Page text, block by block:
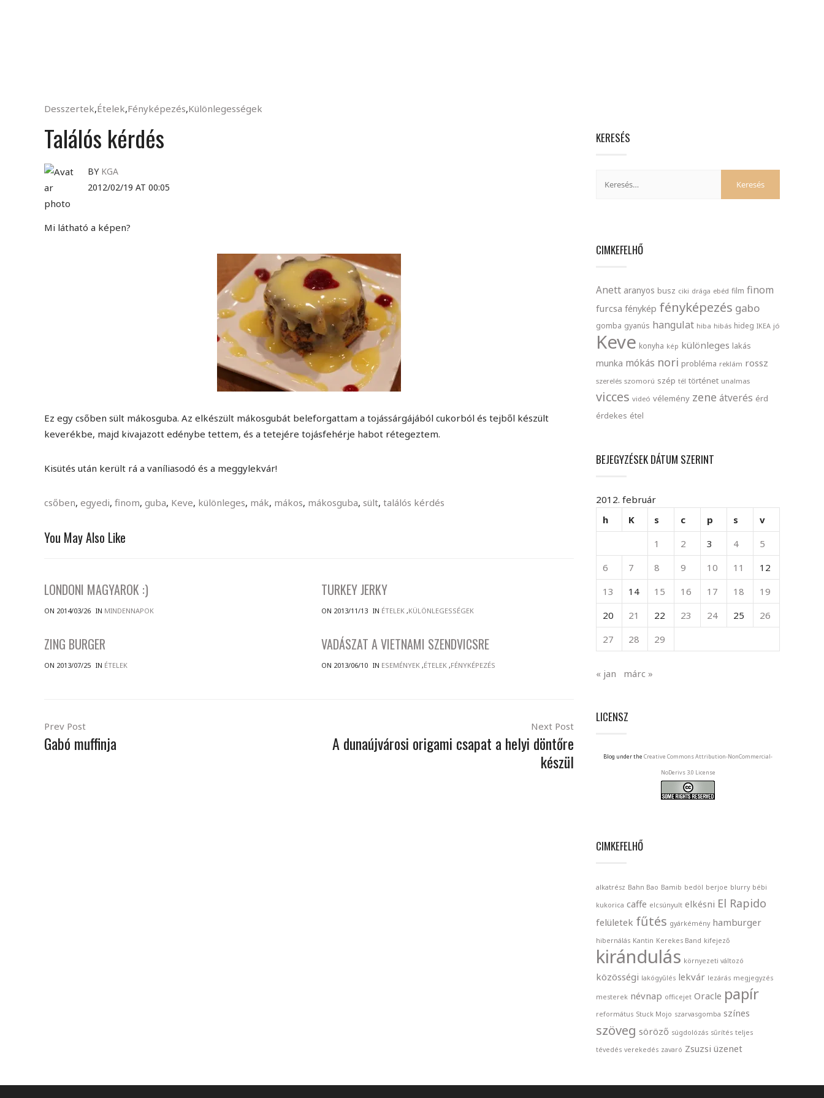
Desszertek,Ételek,Fényképezés,Különlegességek
Találós kérdés
BY KGA
2012/02/19 AT 00:05
Mi látható a képen?
Ez egy csőben sült mákosguba. Az elkészült mákosgubát beleforgattam a tojássárgájából cukorból és tejből készült
keverékbe, majd kivajazott edénybe tettem, és a tetejére tojásfehérje habot rétegeztem.
Kisütés után került rá a vaníliasodó és a meggylekvár!
csőben, egyedi, finom, guba, Keve, különleges, mák, mákos, mákosguba, sült, találós kérdés
You May Also Like
LONDONI MAGYAROK :)
ON 2014/03/26 IN MINDENNAPOK
TURKEY JERKY
ON 2013/11/13 IN ÉTELEK ,KÜLÖNLEGESSÉGEK
ZING BURGER
ON 2013/07/25 IN ÉTELEK
VADÁSZAT A VIETNAMI SZENDVICSRE
ON 2013/06/10 IN ESEMÉNYEK ,ÉTELEK ,FÉNYKÉPEZÉS
Prev Post
Gabó muffinja
Next Post
A dunaújvárosi origami csapat a helyi döntőre
készül
KERESÉS
CIMKEFELHŐ
Anett aranyos busz ciki drága ebéd film finom
furcsa fénykép fényképezés gabo
gomba gyanús hangulat hiba hibás hideg IKEA jó
Keve konyha kép különleges lakás
munka mókás nori probléma reklám rossz
szerelés szomorú szép tél történet unalmas
vicces videó vélemény zene átverés érd
érdekes étel
BEJEGYZÉSEK DÁTUM SZERINT
2012. február
h
K s c p s
v
1
2 3 4
5
6
7 8 9 10 11
12
13
14 15 16 17 18
19
20
21 22 23 24 25
26
27
28 29
« jan márc »
LICENSZ
Blog under the Creative Commons Attribution-NonCommercial-
NoDerivs 3.0 License
CIMKEFELHŐ
alkatrész Bahn Bao Bamib bedöl berjoe blurry bébi
kukorica caffe elcsúnyult elkésni El Rapido
felületek fűtés gyárkémény hamburger
hibernálás Kantin Kerekes Band kifejező
kirándulás környezeti változó
közösségi lakógyűlés lekvár lezárás megjegyzés
mesterek névnap officejet Oracle papír
református Stuck Mojo szarvasgomba színes
szöveg söröző súgdolózás sűrítés teljes
tévedés verekedés zavaró Zsuzsi üzenet